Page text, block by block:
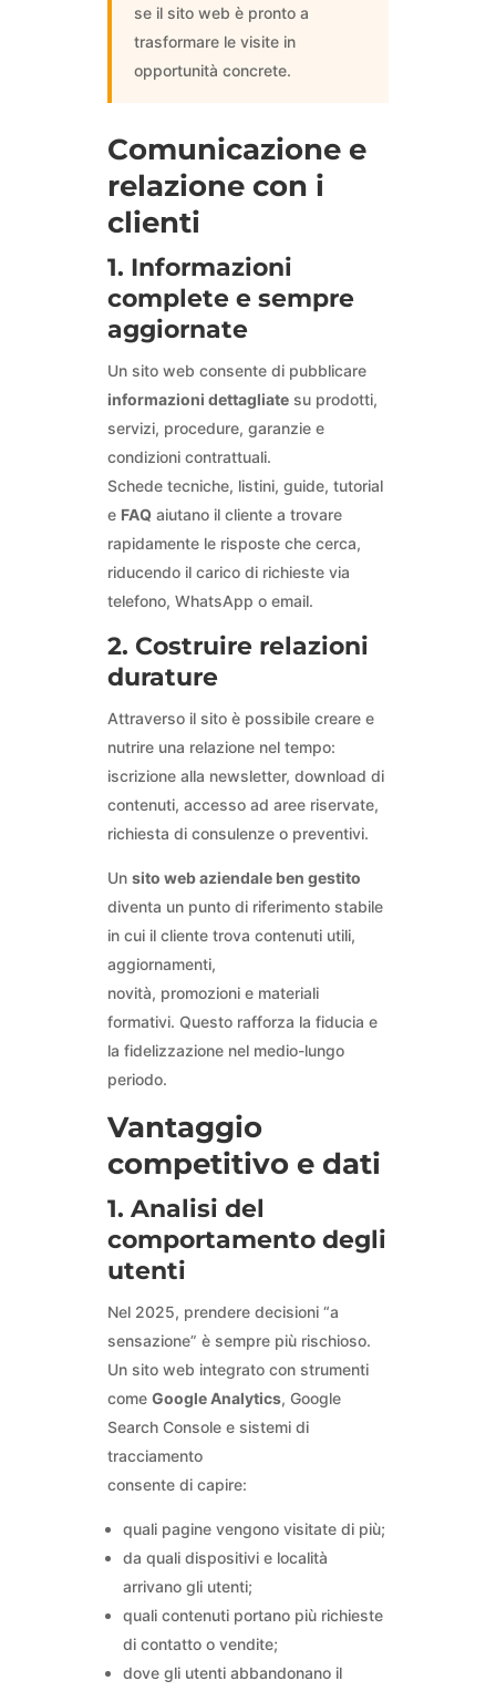
se il sito web è pronto a
trasformare le visite in
opportunità concrete.
Comunicazione e
relazione con i
clienti
1. Informazioni
complete e sempre
aggiornate
Un sito web consente di pubblicare
informazioni dettagliatesu prodotti,
servizi, procedure, garanzie e
condizioni contrattuali.
Schede tecniche, listini, guide, tutorial
e FAQaiutano il cliente a trovare
rapidamente le risposte che cerca,
riducendo il carico di richieste via
telefono, WhatsApp o email.
2. Costruire relazioni
durature
Attraverso il sito è possibile creare e
nutrire una relazione nel tempo:
iscrizione alla newsletter, download di
contenuti, accesso ad aree riservate,
richiesta di consulenze o preventivi.
Un sito web aziendale ben gestito
diventa un punto di riferimento stabile
in cui il cliente trova contenuti utili,
aggiornamenti,
novità, promozioni e materiali
formativi. Questo rafforza la fiducia e
la fidelizzazione nel medio-lungo
periodo.
Vantaggio
competitivo e dati
1. Analisi del
comportamento degli
utenti
Nel 2025, prendere decisioni “a
sensazione” è sempre più rischioso.
Un sito web integrato con strumenti
come Google Analytics, Google
Search Console e sistemi di
tracciamento
consente di capire:
quali pagine vengono visitate di più;
da quali dispositivi e località
arrivano gli utenti;
quali contenuti portano più richieste
di contatto o vendite;
dove gli utenti abbandonano il